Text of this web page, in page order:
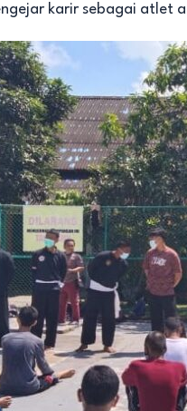
karir sebagai atlet